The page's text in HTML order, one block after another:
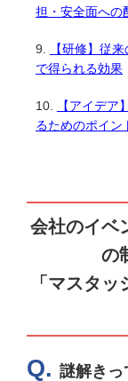
担・安全面への
【研修】従
で得られる効果
【アイデ
るためのポイン
会社のイベ
の
「マスタ
謎解きっ